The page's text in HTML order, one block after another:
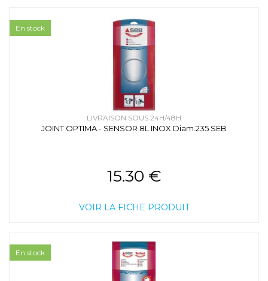
LIVRAISON SOUS 24H/48H
JOINT OPTIMA - SENSOR 8L INOX Diam.235 SEB
15.30 €
VOIR LA FICHE PRODUIT
En stock
En stock